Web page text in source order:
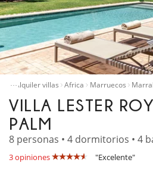
…Alquiler villas Africa Marruecos
VILLA LESTER
PALM
8 personas • 4 dormitorios • 4
3 opiniones "Excelente"